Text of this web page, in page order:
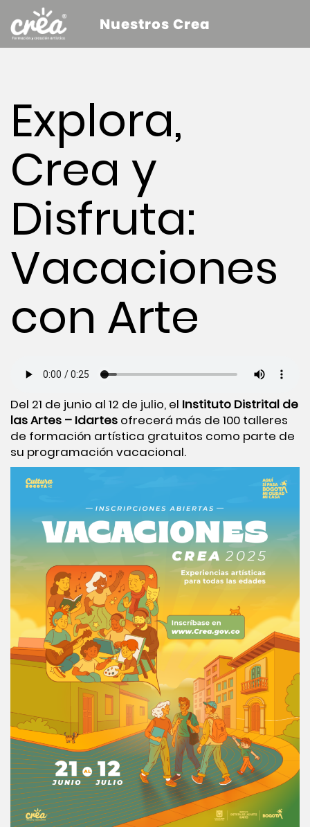
Nuestros Crea
Explora,
Crea y
Disfruta:
Vacaciones
con Arte
Del 21 de junio al 12 de julio, el Instituto Distrital de
las Artes – Idartes ofrecerá más de 100 talleres
de formación artística gratuitos como parte de
su programación vacacional.